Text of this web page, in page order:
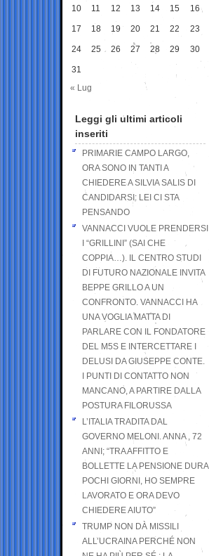
10 11 12 13 14 15 16
17 18 19 20 21 22 23
24 25 26 27 28 29 30
31
« Lug
Leggi gli ultimi articoli
inseriti
PRIMARIE CAMPO LARGO,
ORA SONO IN TANTI A
CHIEDERE A SILVIA SALIS DI
CANDIDARSI: LEI CI STA
PENSANDO
VANNACCI VUOLE PRENDERSI
I “GRILLINI” (SAI CHE
COPPIA…). IL CENTRO STUDI
DI FUTURO NAZIONALE INVITA
BEPPE GRILLO A UN
CONFRONTO. VANNACCI HA
UNA VOGLIA MATTA DI
PARLARE CON IL FONDATORE
DEL M5S E INTERCETTARE I
DELUSI DA GIUSEPPE CONTE.
I PUNTI DI CONTATTO NON
MANCANO, A PARTIRE DALLA
POSTURA FILORUSSA
L’ITALIA TRADITA DAL
GOVERNO MELONI. ANNA , 72
ANNI; “TRA AFFITTO E
BOLLETTE LA PENSIONE DURA
POCHI GIORNI, HO SEMPRE
LAVORATO E ORA DEVO
CHIEDERE AIUTO”
TRUMP NON DÀ MISSILI
ALL’UCRAINA PERCHÉ NON